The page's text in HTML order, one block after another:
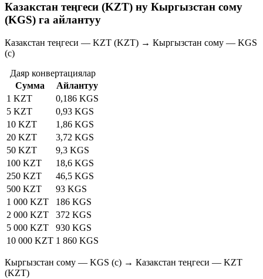
Казакстан теңгеси (KZT) ну Кыргызстан сому
(KGS) га айлантуу
Казакстан теңгеси — KZT (KZT) → Кыргызстан сому — KGS
(с)
Даяр конвертациялар
Сумма
Айлантуу
1 KZT
0,186 KGS
5 KZT
0,93 KGS
10 KZT
1,86 KGS
20 KZT
3,72 KGS
50 KZT
9,3 KGS
100 KZT
18,6 KGS
250 KZT
46,5 KGS
500 KZT
93 KGS
1 000 KZT
186 KGS
2 000 KZT
372 KGS
5 000 KZT
930 KGS
10 000 KZT 1 860 KGS
Кыргызстан сому — KGS (с) → Казакстан теңгеси — KZT
(KZT)